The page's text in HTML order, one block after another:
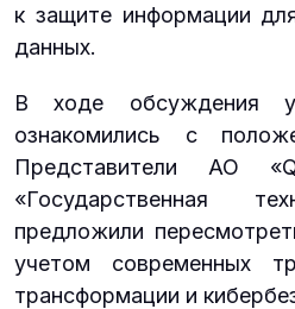
к защите информации
данных.
В ходе обсуждения
ознакомились с
Представители АО
«Государственная
предложили
учетом современных
трансформации и